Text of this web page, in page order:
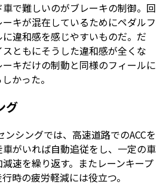
で難しいのがブレーキの制御。回
キが混在しているためにペダルフ
違和感を感じやすいものだ。だ
ともにそうした違和感が全くな
キだけの制動と同様のフィールに
かった。
グ
シングでは、高速道路でのACCを
がいれば自動追従をし、一定の車
速を繰り返す。またレーンキープ
時の疲労軽減には役立つ。